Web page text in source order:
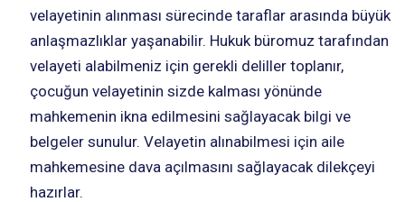
velayetinin alınması sürecinde taraflar arasında büyük
anlaşmazlıklar yaşanabilir. Hukuk büromuz tarafından
velayeti alabilmeniz için gerekli deliller toplanır,
çocuğun velayetinin sizde kalması yönünde
mahkemenin ikna edilmesini sağlayacak bilgi ve
belgeler sunulur. Velayetin alınabilmesi için aile
mahkemesine dava açılmasını sağlayacak dilekçeyi
hazırlar.